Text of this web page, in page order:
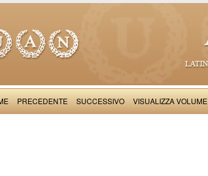
PRECEDENTE SUCCESSIVO VISUALIZZA VOLUME